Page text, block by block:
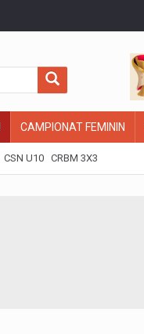
CAMPIONAT FEMININ
CSN U10 CRBM 3X3